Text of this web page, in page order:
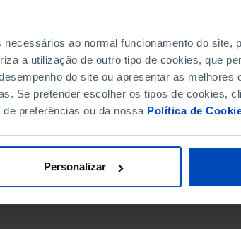
ao normal funcionamento do site,
a utilização de outro tipo de cookies, que
do site ou apresentar as melhores
Se pretender escolher os tipos de cookies,
preferências ou da nossa Política de
Personalizar
DE FIM